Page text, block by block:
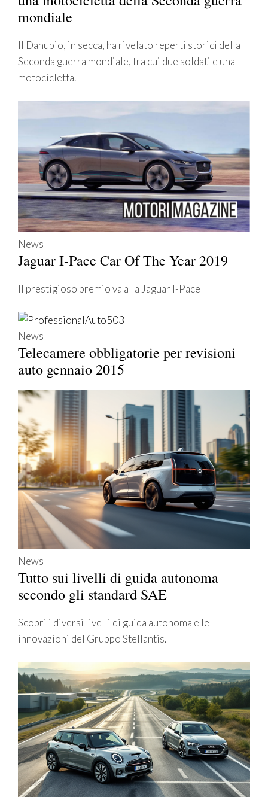
mondiale
Il Danubio, in secca, ha rivelato reperti storici della
Seconda guerra mondiale, tra cui due soldati e una
motocicletta.
News
Jaguar I-Pace Car Of The Year 2019
Il prestigioso premio va alla Jaguar I-Pace
News
Telecamere obbligatorie per revisioni
auto gennaio 2015
News
Tutto sui livelli di guida autonoma
secondo gli standard SAE
Scopri i diversi livelli di guida autonoma e le
innovazioni del Gruppo Stellantis.